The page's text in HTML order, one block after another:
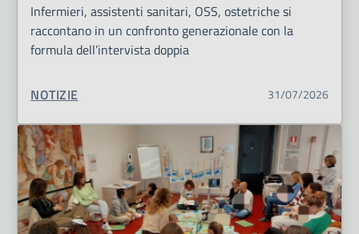
Infermieri, assistenti sanitari, OSS, ostetriche si
raccontano in un confronto generazionale con la
formula dell’intervista doppia
TIPO CONTENUTO:
NOTIZIE 31/07/2026